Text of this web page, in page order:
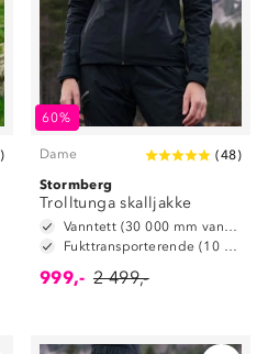
)
60%
Dame (48)
Stormberg
Trolltunga skalljakke
Vanntett (30 000 mm vannsøyle)
Fukttransporterende (10 000 g/m2/24t)
999,- 2 499,-